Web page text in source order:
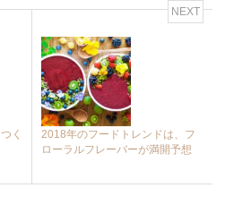
く
NEXT
2018年のフードトレンドは、フ
ローラルフレーバーが満開予想